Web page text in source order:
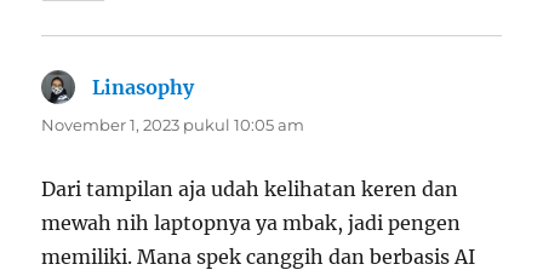
Linasophyberkata:
November 1, 2023 pukul 10:05 am
Dari tampilan aja udah kelihatan keren dan
mewah nih laptopnya ya mbak, jadi pengen
memiliki. Mana spek canggih dan berbasis AI